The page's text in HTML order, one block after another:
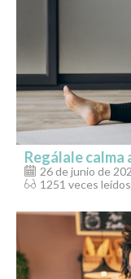
Regálale calma
26 de junio de
1251 veces leídos